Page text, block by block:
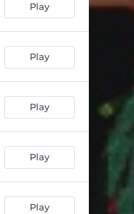
Play
Play
Play
Play
Play